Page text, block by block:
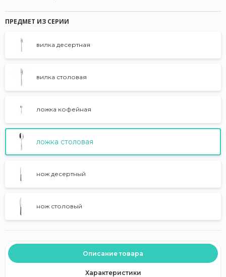
ПРЕДМЕТ ИЗ СЕРИИ
вилка десертная
вилка столовая
ложка кофейная
ложка столовая
нож десертный
нож столовый
Описание товара
Характеристики